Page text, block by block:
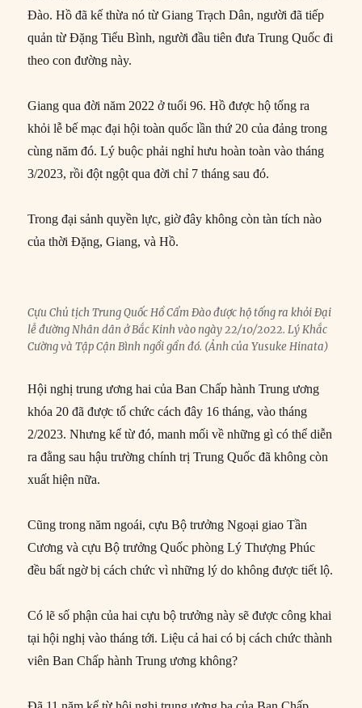
Đào. Hồ đã kế thừa nó từ Giang Trạch Dân, người đã tiếp
quản từ Đặng Tiểu Bình, người đầu tiên đưa Trung Quốc đi
theo con đường này.
Giang qua đời năm 2022 ở tuổi 96. Hồ được hộ tống ra
khỏi lễ bế mạc đại hội toàn quốc lần thứ 20 của đảng trong
cùng năm đó. Lý buộc phải nghỉ hưu hoàn toàn vào tháng
3/2023, rồi đột ngột qua đời chỉ 7 tháng sau đó.
Trong đại sảnh quyền lực, giờ đây không còn tàn tích nào
của thời Đặng, Giang, và Hồ.
Cựu Chủ tịch Trung Quốc Hồ Cẩm Đào được hộ tống ra khỏi Đại
lễ đường Nhân dân ở Bắc Kinh vào ngày 22/10/2022. Lý Khắc
Cường và Tập Cận Bình ngồi gần đó. (Ảnh của Yusuke Hinata)
Hội nghị trung ương hai của Ban Chấp hành Trung ương
khóa 20 đã được tổ chức cách đây 16 tháng, vào tháng
2/2023. Nhưng kể từ đó, manh mối về những gì có thể diễn
ra đằng sau hậu trường chính trị Trung Quốc đã không còn
xuất hiện nữa.
Cũng trong năm ngoái, cựu Bộ trưởng Ngoại giao Tần
Cương và cựu Bộ trưởng Quốc phòng Lý Thượng Phúc
đều bất ngờ bị cách chức vì những lý do không được tiết lộ.
Có lẽ số phận của hai cựu bộ trưởng này sẽ được công khai
tại hội nghị vào tháng tới. Liệu cả hai có bị cách chức thành
viên Ban Chấp hành Trung ương không?